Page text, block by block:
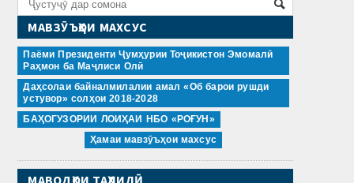
МАВЗӮЪҲОИ МАХСУС
Паёми Президенти Ҷумҳурии Тоҷикистон Эмомалӣ
Раҳмон ба Маҷлиси Олӣ
Даҳсолаи байналмилалии амал «Об барои рушди
устувор» солҳои 2018-2028
БАҲОГУЗОРИИ ЛОИҲАИ НБО «РОҒУН»
Ҳамаи мавзӯъҳои махсус
МАВОДҲОИ ТАҲЛИЛӢ